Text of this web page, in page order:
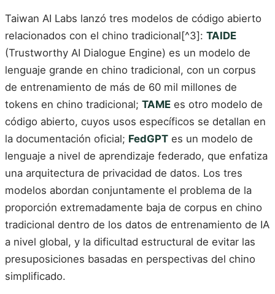
Taiwan AI Labs lanzó tres modelos de código abierto
relacionados con el chino tradicional[^3]: TAIDE
(Trustworthy AI Dialogue Engine) es un modelo de
lenguaje grande en chino tradicional, con un corpus
de entrenamiento de más de 60 mil millones de
tokens en chino tradicional; TAME es otro modelo de
código abierto, cuyos usos específicos se detallan en
la documentación oficial; FedGPT es un modelo de
lenguaje a nivel de aprendizaje federado, que enfatiza
una arquitectura de privacidad de datos. Los tres
modelos abordan conjuntamente el problema de la
proporción extremadamente baja de corpus en chino
tradicional dentro de los datos de entrenamiento de IA
a nivel global, y la dificultad estructural de evitar las
presuposiciones basadas en perspectivas del chino
simplificado.